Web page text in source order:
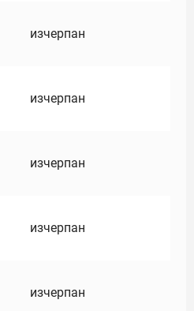
изчерпан
изчерпан
изчерпан
изчерпан
изчерпан